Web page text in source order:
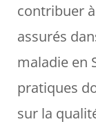
contribuer
assurés
maladie en
pratiques
sur la